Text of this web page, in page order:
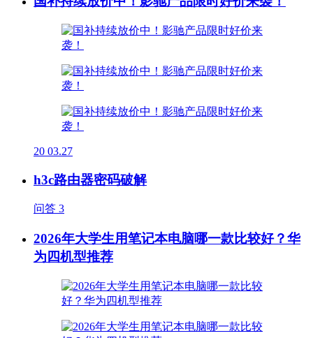
20 03.27
h3c路由器密码破解
问答 3
2026年大学生用笔记本电脑哪一款比较好？华
为四机型推荐